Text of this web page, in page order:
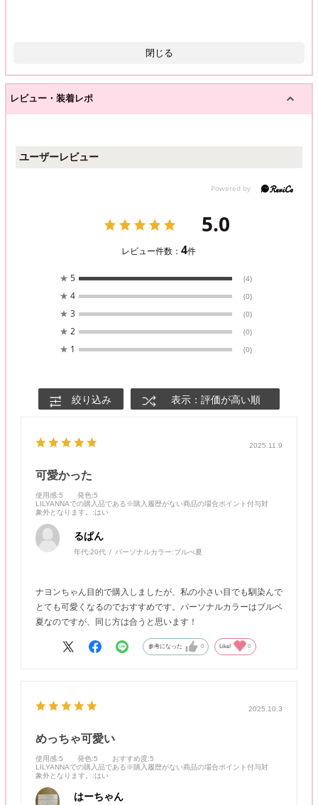
閉じる
レビュー・装着レポ
ユーザーレビュー
5.0
レビュー件数：4件
★ 5 (4)
★ 4 (0)
★ 3 (0)
★ 2 (0)
★ 1 (0)
絞り込み 表示：評価が高い順
2025.11.9
可愛かった
使用感:5 発色:5
LILYANNAでの購入品である※購入履歴がない商品の場合ポイント付与対
象外となります。
:はい
るぱん
年代:20代 パーソナルカラー:ブルべ夏
ナヨンちゃん目的で購入しましたが、私の小さい目でも馴染んで
とても可愛くなるのでおすすめです。パーソナルカラーはブルベ
夏なのですが、同じ方は合うと思います！
参考になった 0 Like! 0
2025.10.3
めっちゃ可愛い
使用感:5 発色:5 おすすめ度:5
LILYANNAでの購入品である※購入履歴がない商品の場合ポイント付与対
象外となります。
:はい
はーちゃん